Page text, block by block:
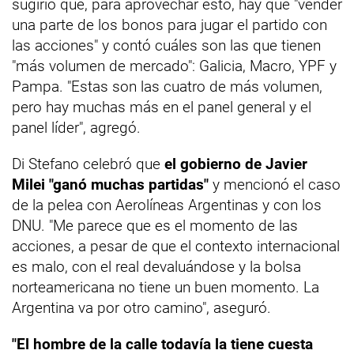
sugirió que, para aprovechar esto, hay que "vender
una parte de los bonos para jugar el partido con
las acciones" y contó cuáles son las que tienen
"más volumen de mercado": Galicia, Macro, YPF y
Pampa. "Estas son las cuatro de más volumen,
pero hay muchas más en el panel general y el
panel líder", agregó.
Di Stefano celebró que el gobierno de Javier
Milei "ganó muchas partidas" y mencionó el caso
de la pelea con Aerolíneas Argentinas y con los
DNU. "Me parece que es el momento de las
acciones, a pesar de que el contexto internacional
es malo, con el real devaluándose y la bolsa
norteamericana no tiene un buen momento. La
Argentina va por otro camino", aseguró.
"El hombre de la calle todavía la tiene cuesta